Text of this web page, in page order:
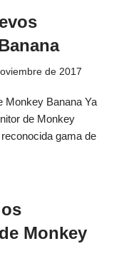
de 2017
Monkey Banana Ya
de Monkey
gama de
Monkey